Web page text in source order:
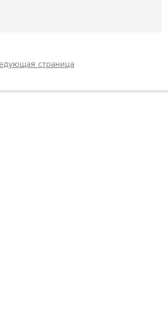
страница